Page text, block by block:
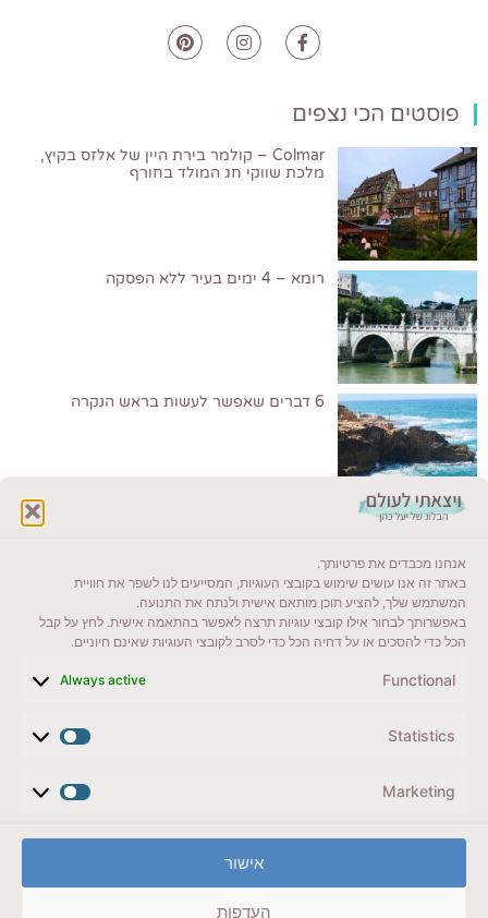
אנחנו מכבדים את פרטיותך.
באתר זה אנו עושים שימוש בקובצי העוגיות, המסייעים לנו לשפר את חוויית
המשתמש שלך, להציע תוכן מותאם אישית ולנתח את התנועה.
באפשרותך לבחור אילו קובצי עוגיות תרצה לאפשר בהתאמה אישית. לחץ על קבל
הכל כדי להסכים או על דחיה הכל כדי לסרב לקובצי העוגיות שאינם חיוניים.
Functional
Always active
Statistics
Marketing
אישור
העדפות
פוסטים הכי נצפים
Colmar – קולמר בירת היין של אלזס בקיץ,
מלכת שווקי חג המולד בחורף
רומא – 4 ימים בעיר ללא הפסקה
6 דברים שאפשר לעשות בראש הנקרה
ייעדים מומלצים
מדריכים ועזרים
לשליחת הודעת וואטסאפ
veyatsati.laolam@gmail.com
מדיניות פרטיות // תנאי שימוש באתר